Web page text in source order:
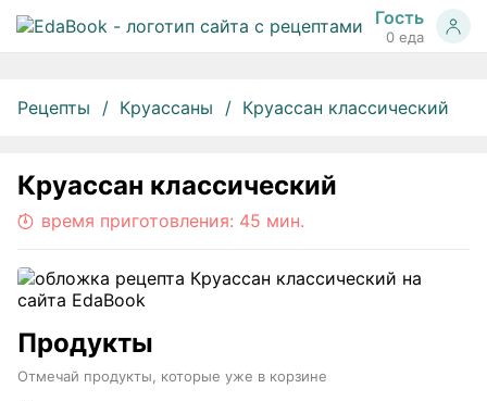
Гость
0 еда
Рецепты Круассаны Круассан классический
Круассан классический
время приготовления: 45 мин.
Продукты
Отмечай продукты, которые уже в корзине